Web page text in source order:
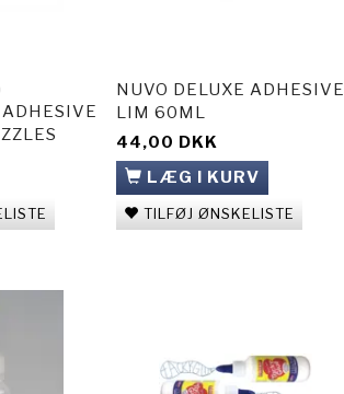
NUVO DELUXE ADHESIVE
LIM 60ML
44,00 DKK
LÆG I KURV
TILFØJ ØNSKELISTE